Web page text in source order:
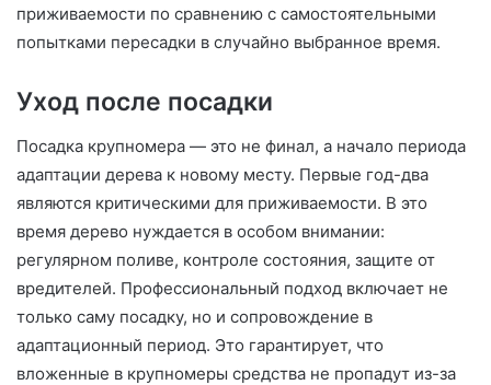
приживаемости по сравнению с самостоятельными
попытками пересадки в случайно выбранное время.
Уход после посадки
Посадка крупномера — это не финал, а начало периода
адаптации дерева к новому месту. Первые год-два
являются критическими для приживаемости. В это
время дерево нуждается в особом внимании:
регулярном поливе, контроле состояния, защите от
вредителей. Профессиональный подход включает не
только саму посадку, но и сопровождение в
адаптационный период. Это гарантирует, что
вложенные в крупномеры средства не пропадут из-за